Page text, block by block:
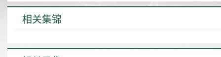
相关集锦